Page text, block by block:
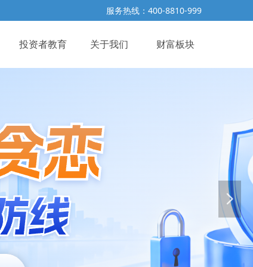
服务热线：400-8810-999
投资者教育 关于我们 财富板块
넲